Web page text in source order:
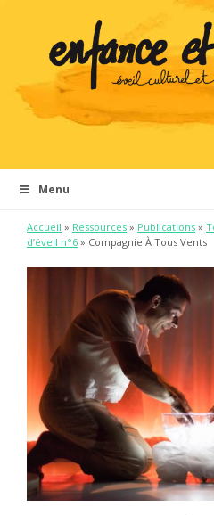
Menu
Accueil » Ressources » Publications »
d’éveil n°6 » Compagnie À Tous Vents